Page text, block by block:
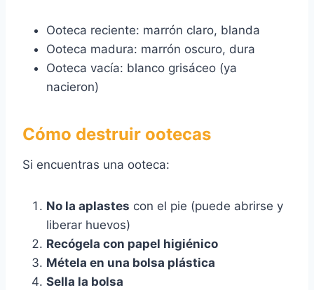
Ooteca reciente: marrón claro, blanda
Ooteca madura: marrón oscuro, dura
Ooteca vacía: blanco grisáceo (ya
nacieron)
Cómo destruir ootecas
Si encuentras una ooteca:
No la aplastes con el pie (puede abrirse y
liberar huevos)
Recógela con papel higiénico
Métela en una bolsa plástica
Sella la bolsa